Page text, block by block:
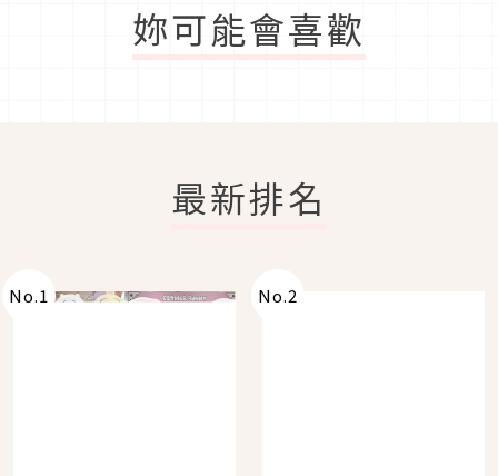
妳可能會喜歡
最新排名
No.1 No.2